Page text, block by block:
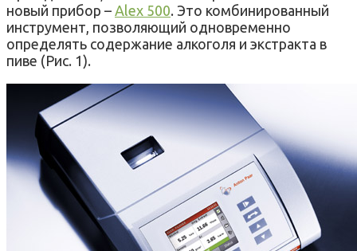
новый прибор – Alex 500. Это комбинированный
инструмент, позволяющий одновременно
определять содержание алкоголя и экстракта в
пиве (Рис. 1).